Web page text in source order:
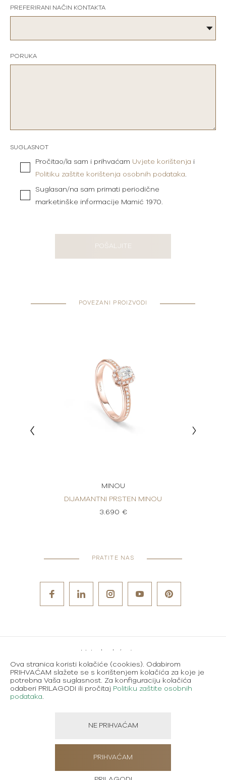
PREFERIRANI NAČIN KONTAKTA
PORUKA
SUGLASNOT
Pročitao/la sam i prihvaćam Uvjete korištenja i
Politiku zaštite korištenja osobnih podataka.
Suglasan/na sam primati periodične
marketinške informacije Mamić 1970.
POŠALJITE
POVEZANI PROIZVODI
MINOU
DIJAMANTNI PRSTEN MINOU
3.690 €
PRATITE NAS
Metode plaćanja
Karijere
Uvjeti korištenja
Created using magic by
Ova stranica koristi kolačiće (cookies). Odabirom
PRIHVAĆAM slažete se s korištenjem kolačića za koje je
potrebna Vaša suglasnost. Za konfiguraciju kolačića
odaberi PRILAGODI ili pročitaj Politiku zaštite osobnih
podataka.
NE PRIHVAĆAM
PRIHVAĆAM